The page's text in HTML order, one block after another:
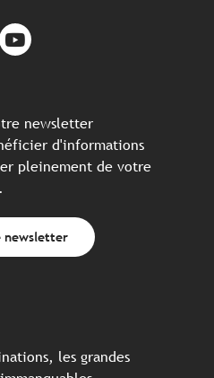
newsletter
d'informations
pleinement de votre
newsletter
les grandes